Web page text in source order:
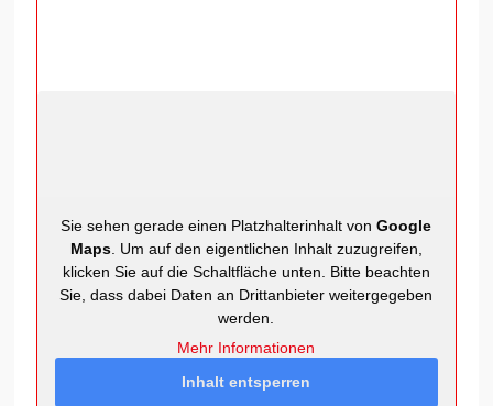
Sie sehen gerade einen Platzhalterinhalt vonGoogle
Maps. Um auf den eigentlichen Inhalt zuzugreifen,
klicken Sie auf die Schaltfläche unten. Bitte beachten
Sie, dass dabei Daten an Drittanbieter weitergegeben
werden.
Mehr Informationen
Inhalt entsperren